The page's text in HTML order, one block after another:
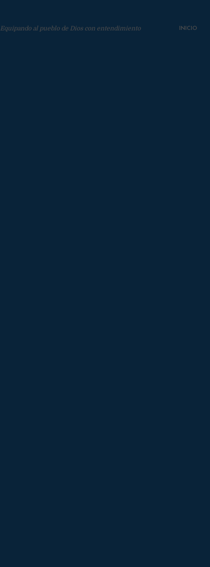
Equipando al pueblo de Dios con entendimiento INICIO